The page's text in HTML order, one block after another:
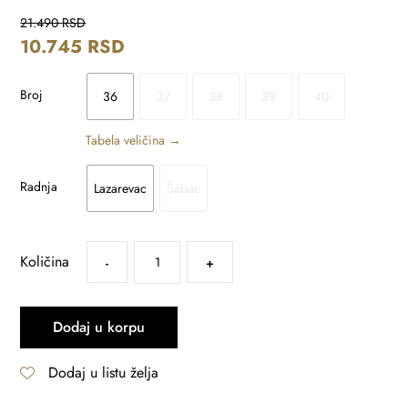
21.490RSD
10.745 RSD
Broj 36
Tabela veličina →
Radnja Lazarevac
Količina - +
Dodaj u korpu
Dodaj u listu želja